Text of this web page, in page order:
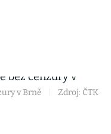
v Brně
Zdroj: ČTK